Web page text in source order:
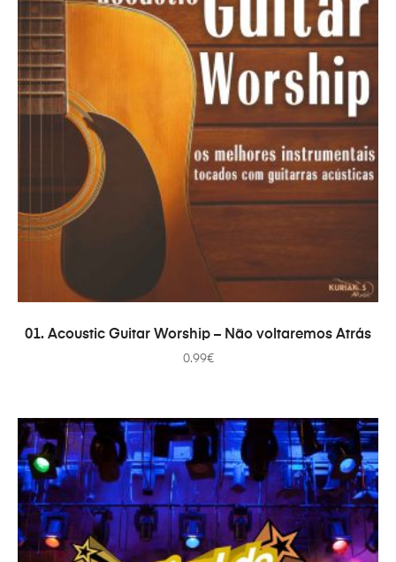
ДОДАТИ В КОШИК
01. Acoustic Guitar Worship – Não voltaremos Atrás
0.99€